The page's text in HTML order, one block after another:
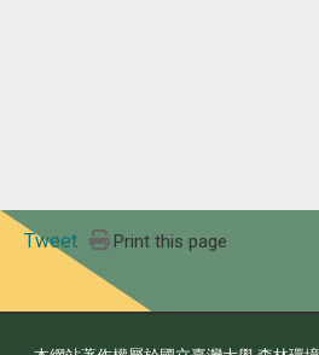
Tweet Print this page